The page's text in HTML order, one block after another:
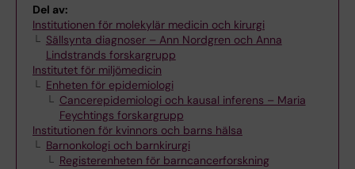
Del av:
Institutionen för molekylär medicin och kirurgi
Sällsynta diagnoser – Ann Nordgren och Anna
Lindstrands forskargrupp
Institutet för miljömedicin
Enheten för epidemiologi
Cancerepidemiologi och kausal inferens – Maria
Feychtings forskargrupp
Institutionen för kvinnors och barns hälsa
Barnonkologi och barnkirurgi
Registerenheten för barncancerforskning